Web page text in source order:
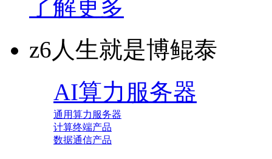
了解更多
z6人生就是博鲲泰
AI算力服务器
通用算力服务器
计算终端产品
数据通信产品